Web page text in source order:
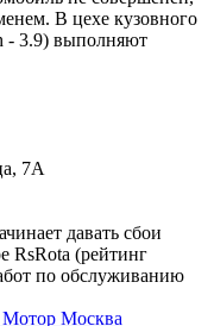
В цехе кузовного
- 3.9) выполняют
7А
давать сбои
RsRota (рейтинг
по обслуживанию